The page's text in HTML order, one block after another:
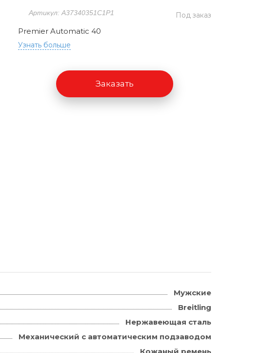
Артикул: A37340351C1P1 Под заказ
Premier Automatic 40
Узнать больше
Заказать
Мужские
Breitling
Нержавеющая сталь
Механический с автоматическим подзаводом